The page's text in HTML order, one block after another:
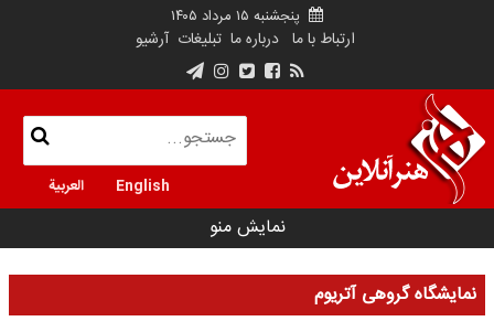
پنجشنبه ۱۵ مرداد ۱۴۰۵
ارتباط با ما درباره ما تبلیغات آرشیو
English العربية
نمایش منو
نمایشگاه گروهی آتریوم